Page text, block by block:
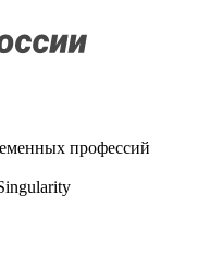
профессий